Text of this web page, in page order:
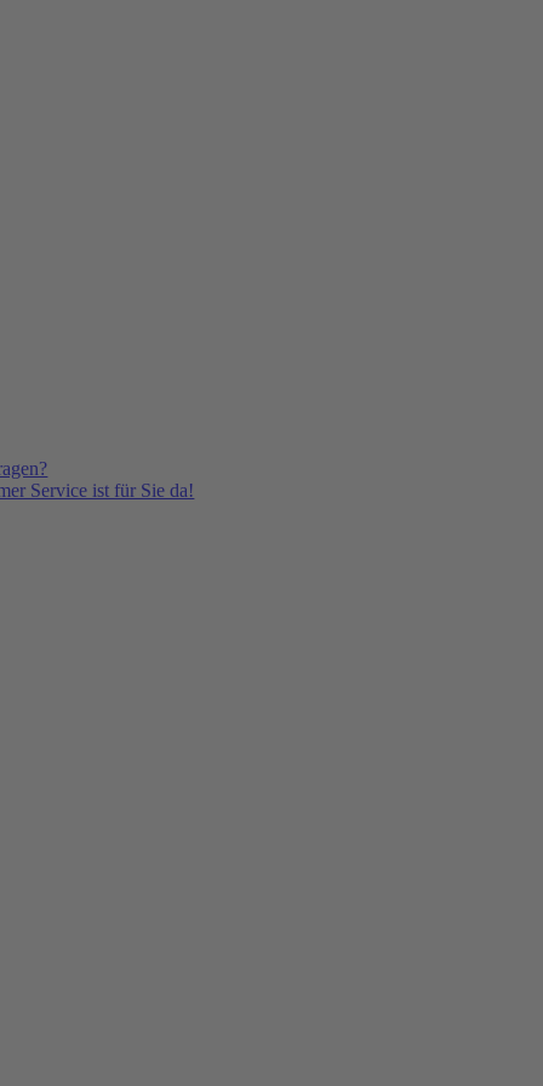
Service ist für Sie da!